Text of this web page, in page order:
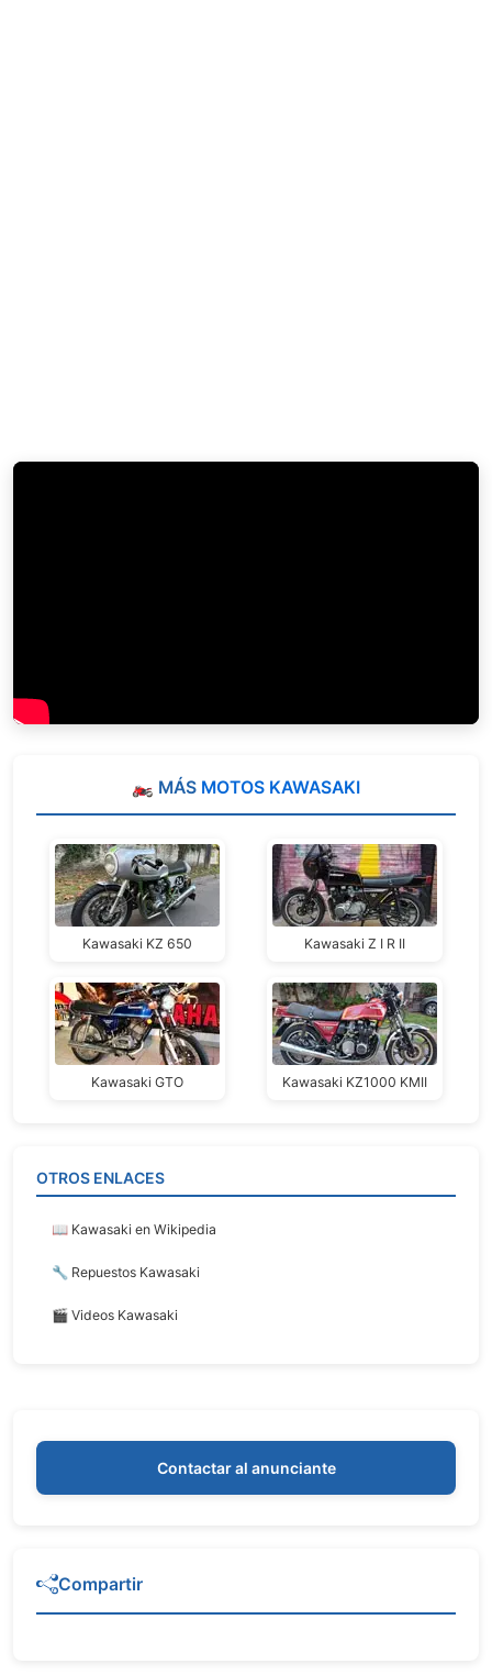
🏍️ MÁS MOTOS KAWASAKI
Kawasaki KZ 650 Kawasaki Z I R II
Kawasaki GTO Kawasaki KZ1000 KMII
OTROS ENLACES
📖 Kawasaki en Wikipedia
🔧 Repuestos Kawasaki
🎬 Videos Kawasaki
Contactar al anunciante
Compartir